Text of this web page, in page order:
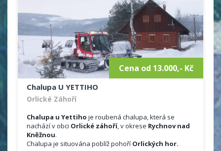
Zajistíme odvoz za kulturním a sportovním vyžitím
(nebo na sjezdovky) naším autobusem (16 Kč/km!),
nebo mikrobusem.
Cena od 13.000,- Kč
Chalupa U YETTIHO
Orlické Záhoří
Chalupa u Yettiho je roubená chalupa, která se
nachází v obci Orlické záhoří, v okrese Rychnov nad
Kněžnou.
Chalupa je situována poblíž pohoří Orlických hor.